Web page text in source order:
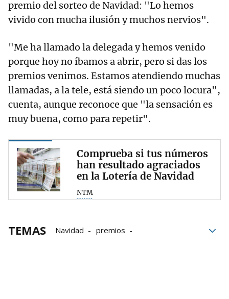
premio del sorteo de Navidad: "Lo hemos
vivido con mucha ilusión y muchos nervios".
"Me ha llamado la delegada y hemos venido
porque hoy no íbamos a abrir, pero si das los
premios venimos. Estamos atendiendo muchas
llamadas, a la tele, está siendo un poco locura",
cuenta, aunque reconoce que "la sensación es
muy buena, como para repetir".
Comprueba si tus números
han resultado agraciados
en la Lotería de Navidad
NTM
TEMAS Navidad
premios